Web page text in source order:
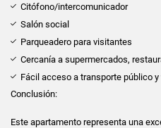
Citófono/intercomunicador
Salón social
Parqueadero para visitantes
Cercanía a supermercados,
Fácil acceso a transporte público
Conclusión:
Este apartamento representa una